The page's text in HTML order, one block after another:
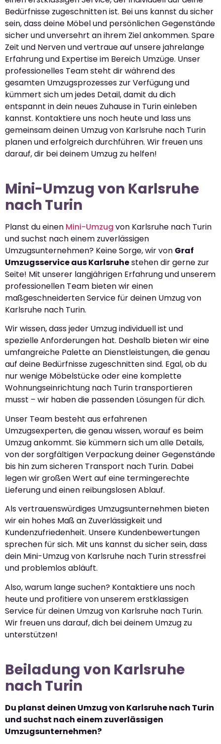
Bedürfnisse zugeschnitten ist. Bei uns kannst du sicher
sein, dass deine Möbel und persönlichen Gegenstände
sicher und unversehrt an ihrem Ziel ankommen. Spare
Zeit und Nerven und vertraue auf unsere jahrelange
Erfahrung und Expertise im Bereich Umzüge. Unser
professionelles Team steht dir während des
gesamten Umzugsprozesses zur Verfügung und
kümmert sich um jedes Detail, damit du dich
entspannt in dein neues Zuhause in Turin einleben
kannst. Kontaktiere uns noch heute und lass uns
gemeinsam deinen Umzug von Karlsruhe nach Turin
planen und erfolgreich durchführen. Wir freuen uns
darauf, dir bei deinem Umzug zu helfen!
Mini-Umzug von Karlsruhe
nach Turin
Planst du einen Mini-Umzug von Karlsruhe nach Turin
und suchst nach einem zuverlässigen
Umzugsunternehmen? Keine Sorge, wir von Graf
Umzugsservice aus Karlsruhestehen dir gerne zur
Seite! Mit unserer langjährigen Erfahrung und unserem
professionellen Team bieten wir einen
maßgeschneiderten Service für deinen Umzug von
Karlsruhe nach Turin.
Wir wissen, dass jeder Umzug individuell ist und
spezielle Anforderungen hat. Deshalb bieten wir eine
umfangreiche Palette an Dienstleistungen, die genau
auf deine Bedürfnisse zugeschnitten sind. Egal, ob du
nur wenige Möbelstücke oder eine komplette
Wohnungseinrichtung nach Turin transportieren
musst – wir haben die passenden Lösungen für dich.
Unser Team besteht aus erfahrenen
Umzugsexperten, die genau wissen, worauf es beim
Umzug ankommt. Sie kümmern sich um alle Details,
von der sorgfältigen Verpackung deiner Gegenstände
bis hin zum sicheren Transport nach Turin. Dabei
legen wir großen Wert auf eine termingerechte
Lieferung und einen reibungslosen Ablauf.
Als vertrauenswürdiges Umzugsunternehmen bieten
wir ein hohes Maß an Zuverlässigkeit und
Kundenzufriedenheit. Unsere Kundenbewertungen
sprechen für sich. Mit uns kannst du sicher sein, dass
dein Mini-Umzug von Karlsruhe nach Turin stressfrei
und problemlos abläuft.
Also, warum lange suchen? Kontaktiere uns noch
heute und profitiere von unserem erstklassigen
Service für deinen Umzug von Karlsruhe nach Turin.
Wir freuen uns darauf, dich bei deinem Umzug zu
unterstützen!
Beiladung von Karlsruhe
nach Turin
Du planst deinen Umzug von Karlsruhe nach Turin
und suchst nach einem zuverlässigen
Umzugsunternehmen?